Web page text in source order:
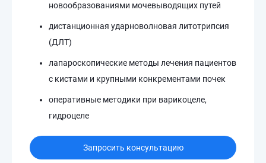
новообразованиями мочевыводящих путей
дистанционная ударноволновая литотрипсия
(ДЛТ)
лапароскопические методы лечения пациентов
с кистами и крупными конкрементами почек
оперативные методики при варикоцеле,
гидроцеле
Запросить консультацию